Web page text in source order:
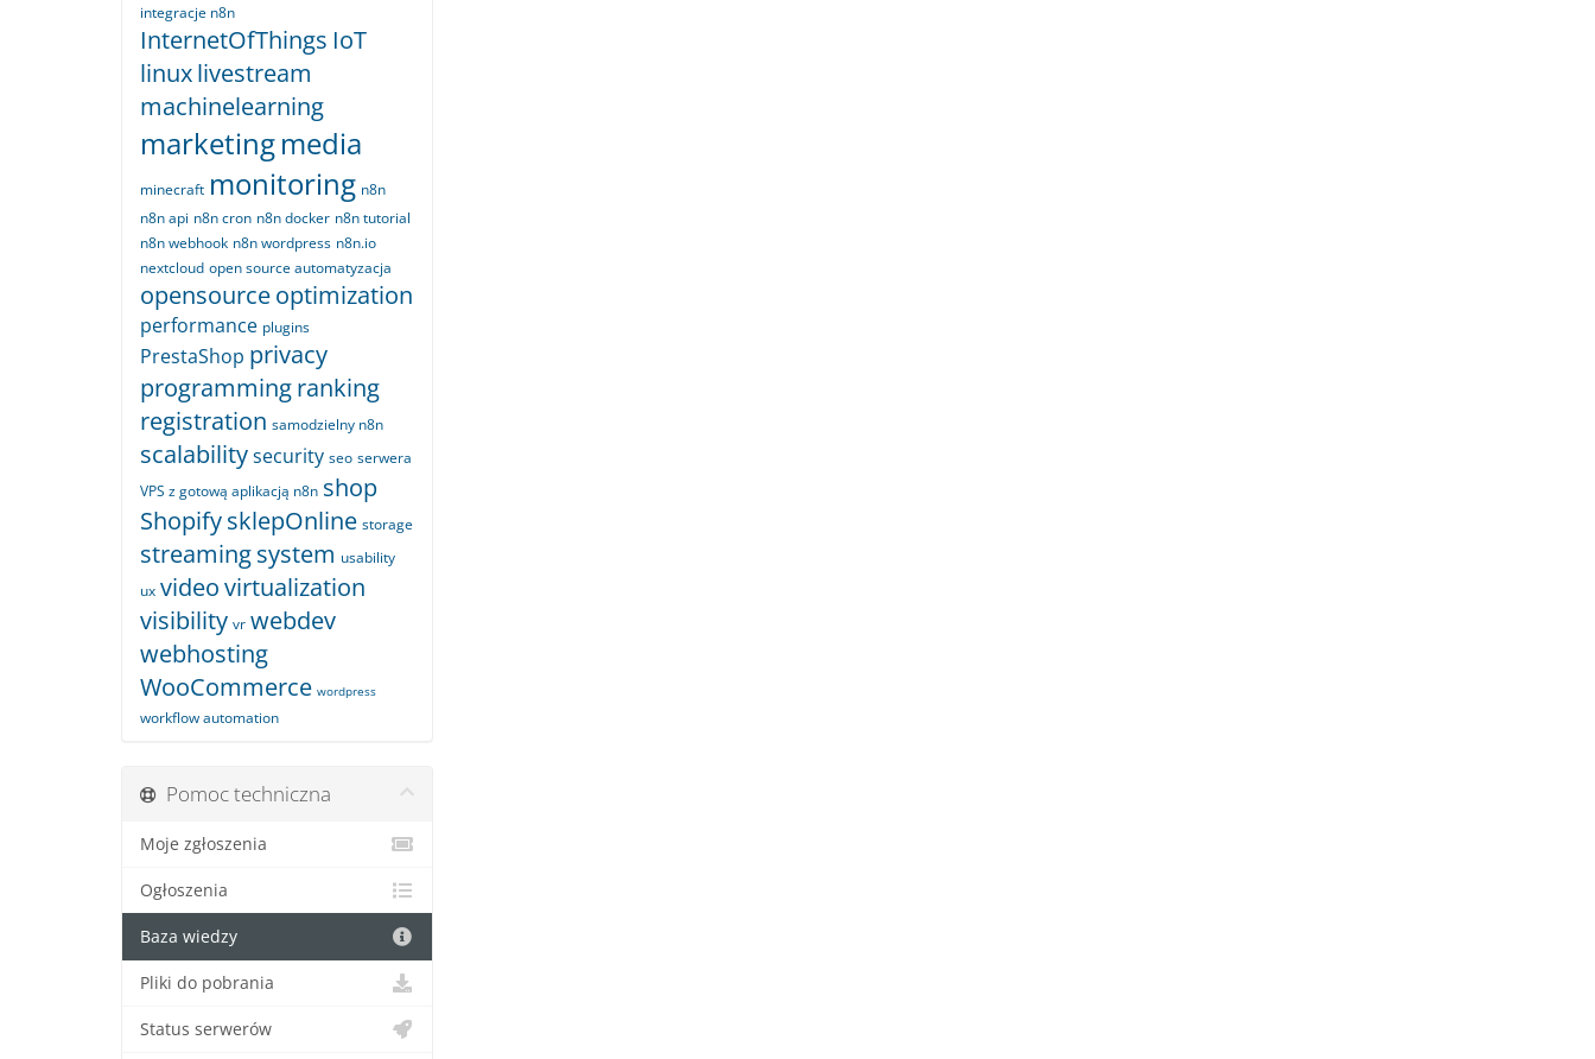
integracje n8n
InternetOfThings IoT
linuxlivestream
machinelearning
marketingmedia
minecraft monitoring n8n
n8n api n8n cron n8n docker n8n tutorial
n8n webhook n8n wordpress n8n.io
nextcloud open source automatyzacja
opensourceoptimization
performance plugins
PrestaShop privacy
programmingranking
registration samodzielny n8n
scalabilitysecurity seo serwera
VPS z gotową aplikacją n8n shop
ShopifysklepOnline storage
streamingsystem usability
ux videovirtualization
visibility vr webdev
webhosting
WooCommerce wordpress
workflow automation
Pomoc techniczna
Moje zgłoszenia
Ogłoszenia
Baza wiedzy
Pliki do pobrania
Status serwerów